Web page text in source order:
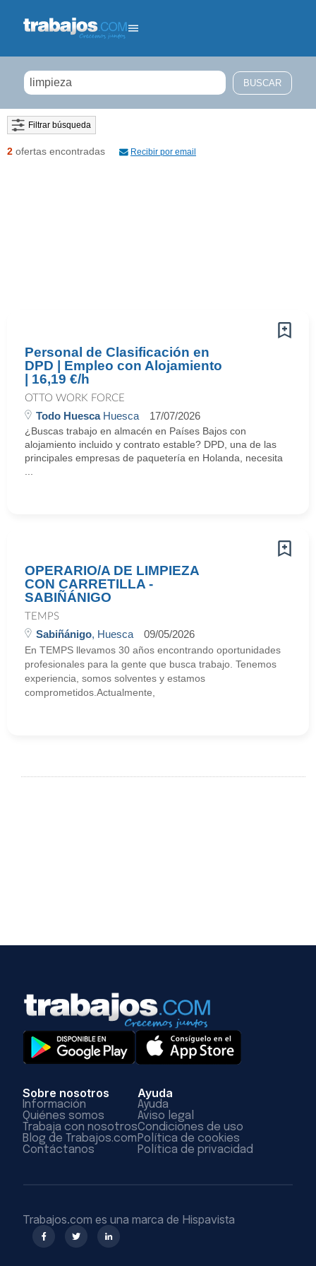
Filtrar búsqueda
2 ofertas encontradas Recibir por email
Personal de Clasificación en
DPD | Empleo con Alojamiento
| 16,19 €/h
OTTO WORK FORCE
Todo HuescaHuesca 17/07/2026
¿Buscas trabajo en almacén en Países Bajos con
alojamiento incluido y contrato estable? DPD, una de las
principales empresas de paquetería en Holanda, necesita
OPERARIO/A DE LIMPIEZA
CON CARRETILLA -
SABIÑÁNIGO
TEMPS
Sabiñánigo, Huesca 09/05/2026
En TEMPS llevamos 30 años encontrando oportunidades
profesionales para la gente que busca trabajo. Tenemos
experiencia, somos solventes y estamos
comprometidos.Actualmente,
Sobre nosotros
Información
Quiénes somos
Trabaja con nosotros
Blog de Trabajos.com
Contáctanos
Ayuda
Ayuda
Aviso legal
Condiciones de uso
Política de cookies
Política de privacidad
Trabajos.com es una marca de Hispavista